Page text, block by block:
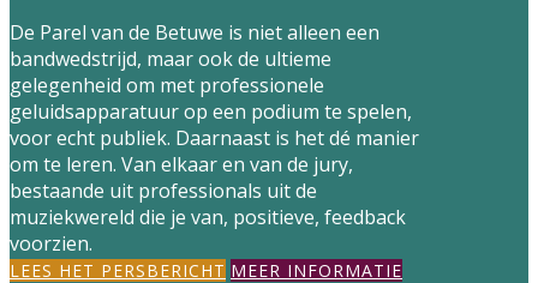
De Parel van de Betuwe is niet alleen een
bandwedstrijd, maar ook de ultieme
gelegenheid om met professionele
geluidsapparatuur op een podium te spelen,
voor echt publiek. Daarnaast is het dé manier
om te leren. Van elkaar en van de jury,
bestaande uit professionals uit de
muziekwereld die je van, positieve, feedback
voorzien.
LEES HET PERSBERICHT MEER INFORMATIE